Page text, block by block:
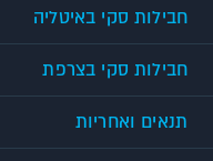
חבילות סקי באיטליה
חבילות סקי בצרפת
תנאים ואחריות